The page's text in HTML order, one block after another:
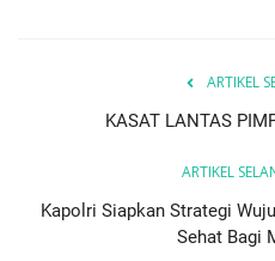
ARTIKEL
KASAT LANTAS
ARTIKEL
Kapolri Siapkan Strategi
Sehat Bagi